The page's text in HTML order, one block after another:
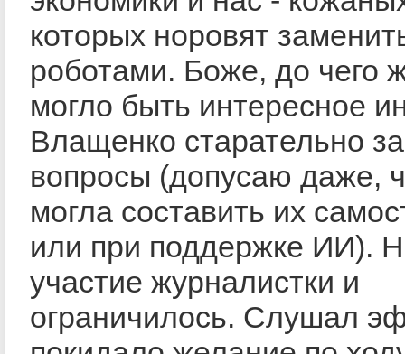
которых норовят
роботами. Боже, до чего
могло быть интересное
Влащенко старательно
вопросы (допусаю даже,
могла составить их
или при поддержке ИИ).
участие журналистки и
ограничилось. Слушал